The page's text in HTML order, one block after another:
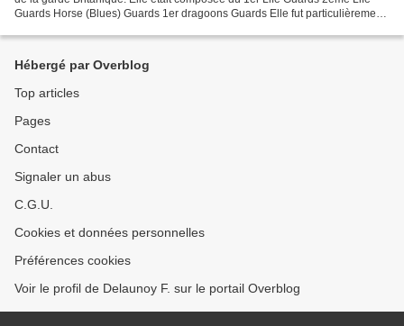
Guards Horse (Blues) Guards 1er dragoons Guards Elle fut particulièrement
Hébergé par Overblog
Top articles
Pages
Contact
Signaler un abus
C.G.U.
Cookies et données personnelles
Préférences cookies
Voir le profil de Delaunoy F. sur le portail Overblog